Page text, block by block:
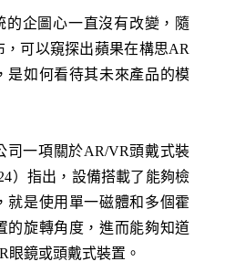
的企圖心一直沒有改變，隨
可以窺探出蘋果在構思AR
是如何看待其未來產品的模
司一項關於AR/VR頭戴式裝
）指出，設備搭載了能夠檢
就是使用單一磁體和多個霍
的旋轉角度，進而能夠知道
眼鏡或頭戴式裝置。